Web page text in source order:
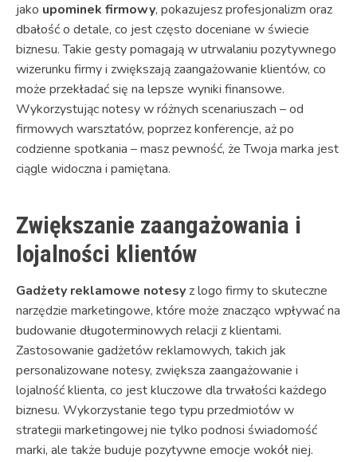
jako upominek firmowy, pokazujesz profesjonalizm oraz
dbałość o detale, co jest często doceniane w świecie
biznesu. Takie gesty pomagają w utrwalaniu pozytywnego
wizerunku firmy i zwiększają zaangażowanie klientów, co
może przekładać się na lepsze wyniki finansowe.
Wykorzystując notesy w różnych scenariuszach – od
firmowych warsztatów, poprzez konferencje, aż po
codzienne spotkania – masz pewność, że Twoja marka jest
ciągle widoczna i pamiętana.
Zwiększanie zaangażowania i
lojalności klientów
Gadżety reklamowe notesyz logo firmy to skuteczne
narzędzie marketingowe, które może znacząco wpływać na
budowanie długoterminowych relacji z klientami.
Zastosowanie gadżetów reklamowych, takich jak
personalizowane notesy, zwiększa zaangażowanie i
lojalność klienta, co jest kluczowe dla trwałości każdego
biznesu. Wykorzystanie tego typu przedmiotów w
strategii marketingowej nie tylko podnosi świadomość
marki, ale także buduje pozytywne emocje wokół niej.